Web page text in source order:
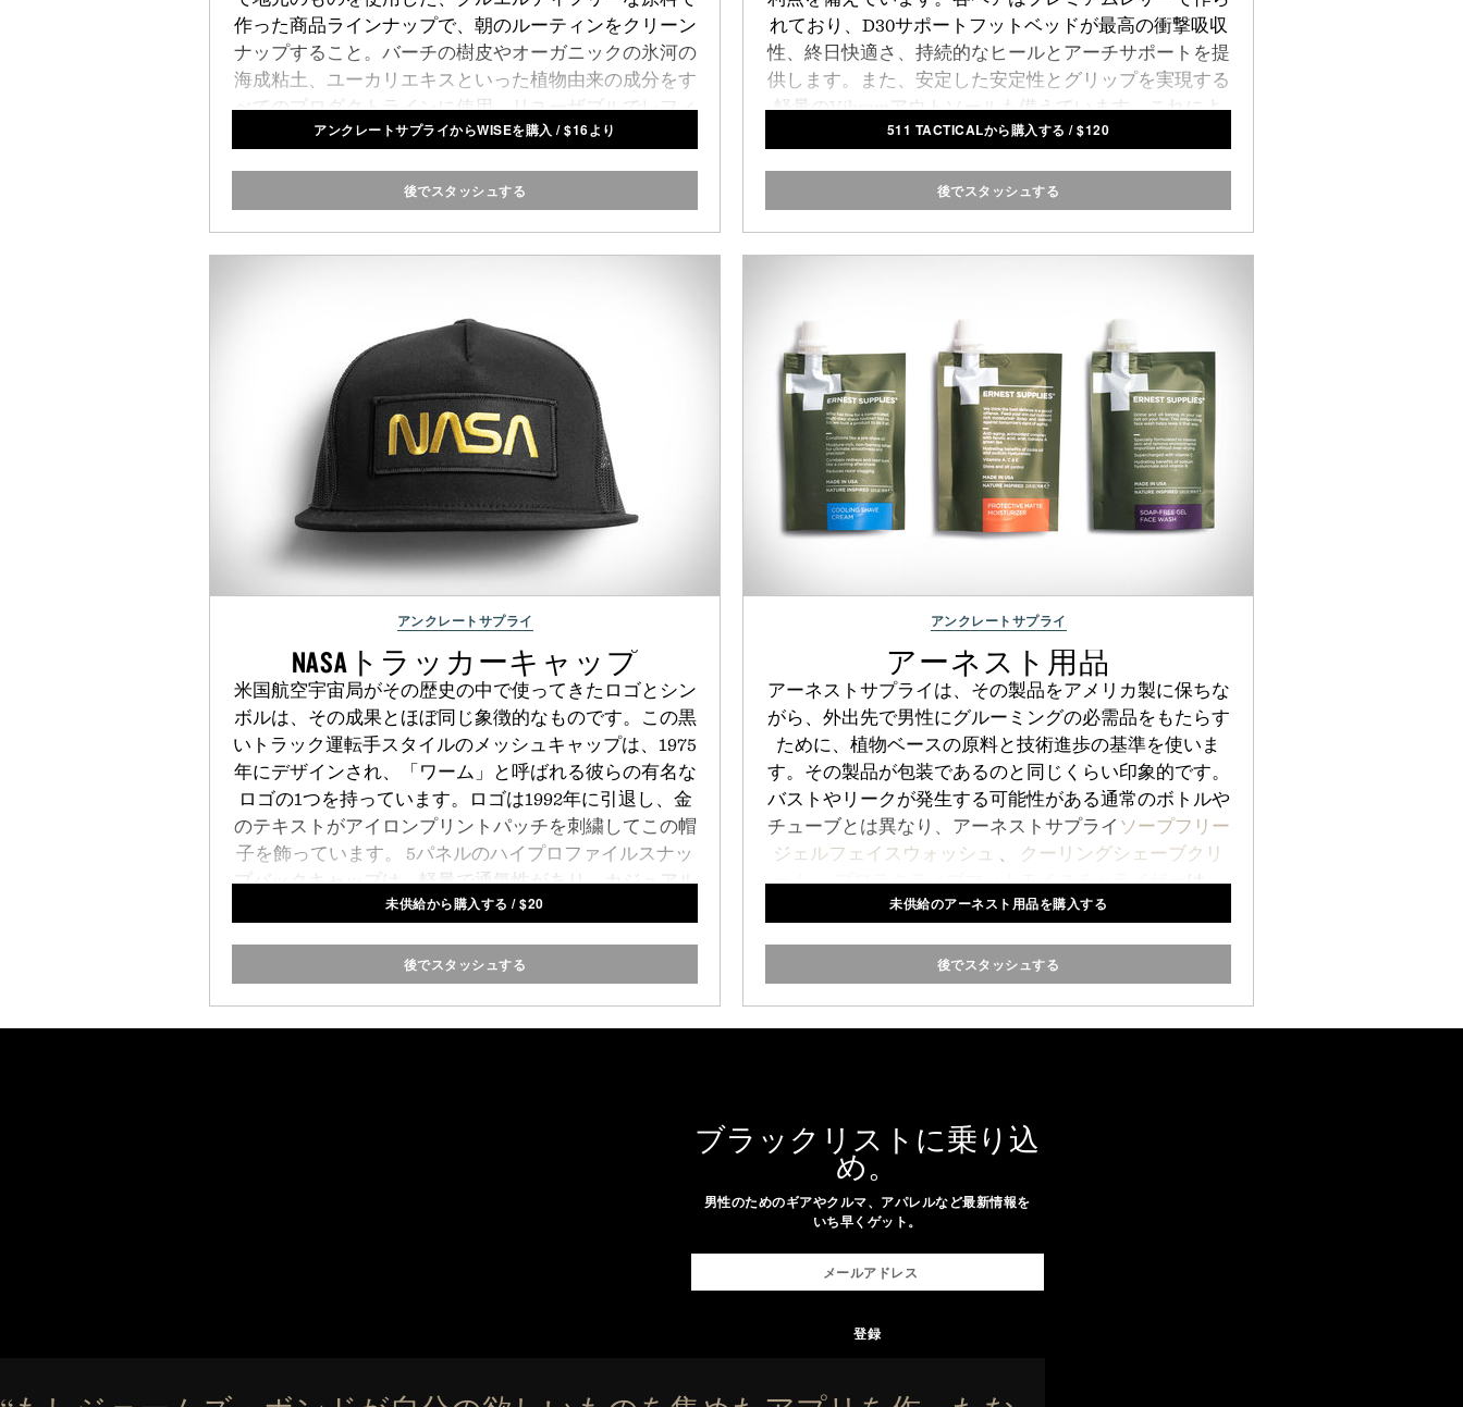
作った商品ラインナップで、朝のルーティンをクリーン
ナップすること。バーチの樹皮やオーガニックの氷河の
海成粘土、ユーカリエキスといった植物由来の成分をす
べてのプロダクトラインに使用。リユーザブルでレフィ
ルできるガラスジャーに入ったシャンプーや グレーシア
は、ブランドが持つ環境対策としてレフィルも用意され
ている。
アンクレートサプライからWISEを購入 /$16より
後でスタッシュする
れており、D30サポートフットベッドが最高の衝撃吸収
性、終日快適さ、持続的なヒールとアーチサポートを提
供します。また、安定した安定性とグリップを実現する
軽量のVibramアウトソールも備えています。これによ
り、各ペアが長期にわたって使用できる状態になりま
511 TACTICALから購入する /$120
後でスタッシュする
アンクレートサプライ
NASAトラッカーキャップ
米国航空宇宙局がその歴史の中で使ってきたロゴとシン
ボルは、その成果とほぼ同じ象徴的なものです。この黒
いトラック運転手スタイルのメッシュキャップは、1975
年にデザインされ、「ワーム」と呼ばれる彼らの有名な
ロゴの1つを持っています。ロゴは1992年に引退し、金
のテキストがアイロンプリントパッチを刺繍してこの帽
子を飾っています。 5パネルのハイプロファイルスナッ
プバックキャップは、軽量で通気性があり、カジュアル
な外観にノスタルジックなタッチを追加します。
未供給から購入する /$20
後でスタッシュする
アンクレートサプライ
アーネスト用品
アーネストサプライは、その製品をアメリカ製に保ちな
がら、外出先で男性にグルーミングの必需品をもたらす
ために、植物ベースの原料と技術進歩の基準を使いま
す。その製品が包装であるのと同じくらい印象的です。
バストやリークが発生する可能性がある通常のボトルや
チューブとは異なり、アーネストサプライ ソープフリー
ジェルフェイスウォッシュ 、 クーリングシェーブクリ
ーム、プロテクティブマットモイスチャライザーは、
ドップの収納スペースを最大限にするソフトフラスコス
未供給のアーネスト用品を購入する
後でスタッシュする
ブラックリストに乗り込
め。
男性のためのギアやクルマ、アパレルなど最新情報を
いち早くゲット。